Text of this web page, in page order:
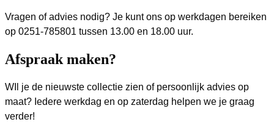
Vragen of advies nodig? Je kunt ons op werkdagen bereiken
op 0251-785801 tussen 13.00 en 18.00 uur.
Afspraak maken?
WIl je de nieuwste collectie zien of persoonlijk advies op
maat? Iedere werkdag en op zaterdag helpen we je graag
verder!